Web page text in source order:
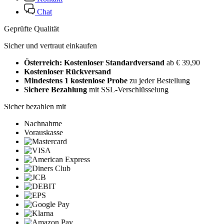
Chat
Geprüfte Qualität
Sicher und vertraut einkaufen
Österreich: Kostenloser Standardversand ab € 39,90
Kostenloser Rückversand
Mindestens 1 kostenlose Probe zu jeder Bestellung
Sichere Bezahlung mit SSL-Verschlüsselung
Sicher bezahlen mit
Nachnahme
Vorauskasse